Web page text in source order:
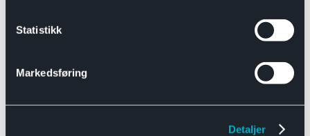
Statistikk
Markedsføring
Detaljer